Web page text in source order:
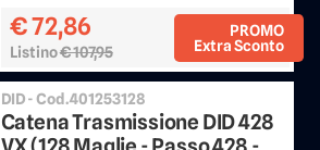
PROMO
Extra Sconto
€ 72,86
Listino€ 107,95 Sconto 25%
DID - Cod.401253128
Catena Trasmissione DID 428